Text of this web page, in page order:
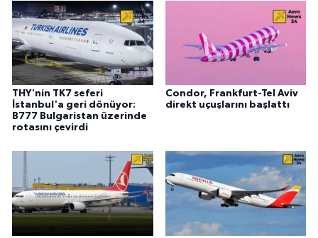
THY'nin TK7 seferi
İstanbul'a geri dönüyor:
B777 Bulgaristan üzerinde
rotasını çevirdi
Condor, Frankfurt-Tel Aviv
direkt uçuşlarını başlattı